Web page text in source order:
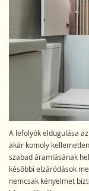
A lefolyók eldugulása
akár komoly
szabad áramlásának
későbbi elzáródások
nemcsak kényelmet